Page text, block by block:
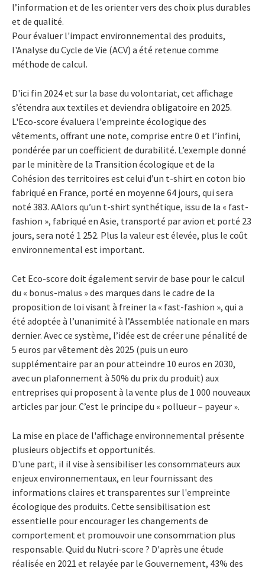
l’information et de les orienter vers des choix plus durables
et de qualité.
Pour évaluer l'impact environnemental des produits,
l'Analyse du Cycle de Vie (ACV) a été retenue comme
méthode de calcul.
D'ici fin 2024 et sur la base du volontariat, cet affichage
s’étendra aux textiles et deviendra obligatoire en 2025.
L'Eco-score évaluera l'empreinte écologique des
vêtements, offrant une note, comprise entre 0 et l’infini,
pondérée par un coefficient de durabilité. L’exemple donné
par le minitère de la Transition écologique et de la
Cohésion des territoires est celui d’un t-shirt en coton bio
fabriqué en France, porté en moyenne 64 jours, qui sera
noté 383. AAlors qu’un t-shirt synthétique, issu de la « fast-
fashion », fabriqué en Asie, transporté par avion et porté 23
jours, sera noté 1 252. Plus la valeur est élevée, plus le coût
environnemental est important.
Cet Eco-score doit également servir de base pour le calcul
du « bonus-malus » des marques dans le cadre de la
proposition de loi visant à freiner la « fast-fashion », qui a
été adoptée à l’unanimité à l’Assemblée nationale en mars
dernier. Avec ce système, l’idée est de créer une pénalité de
5 euros par vêtement dès 2025 (puis un euro
supplémentaire par an pour atteindre 10 euros en 2030,
avec un plafonnement à 50% du prix du produit) aux
entreprises qui proposent à la vente plus de 1 000 nouveaux
articles par jour. C’est le principe du « pollueur – payeur ».
La mise en place de l'affichage environnemental présente
plusieurs objectifs et opportunités.
D'une part, il il vise à sensibiliser les consommateurs aux
enjeux environnementaux, en leur fournissant des
informations claires et transparentes sur l'empreinte
écologique des produits. Cette sensibilisation est
essentielle pour encourager les changements de
comportement et promouvoir une consommation plus
responsable. Quid du Nutri-score ? D'après une étude
réalisée en 2021 et relayée par le Gouvernement, 43% des